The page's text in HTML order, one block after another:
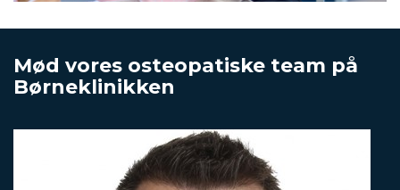
Mød vores osteopatiske team på
Børneklinikken